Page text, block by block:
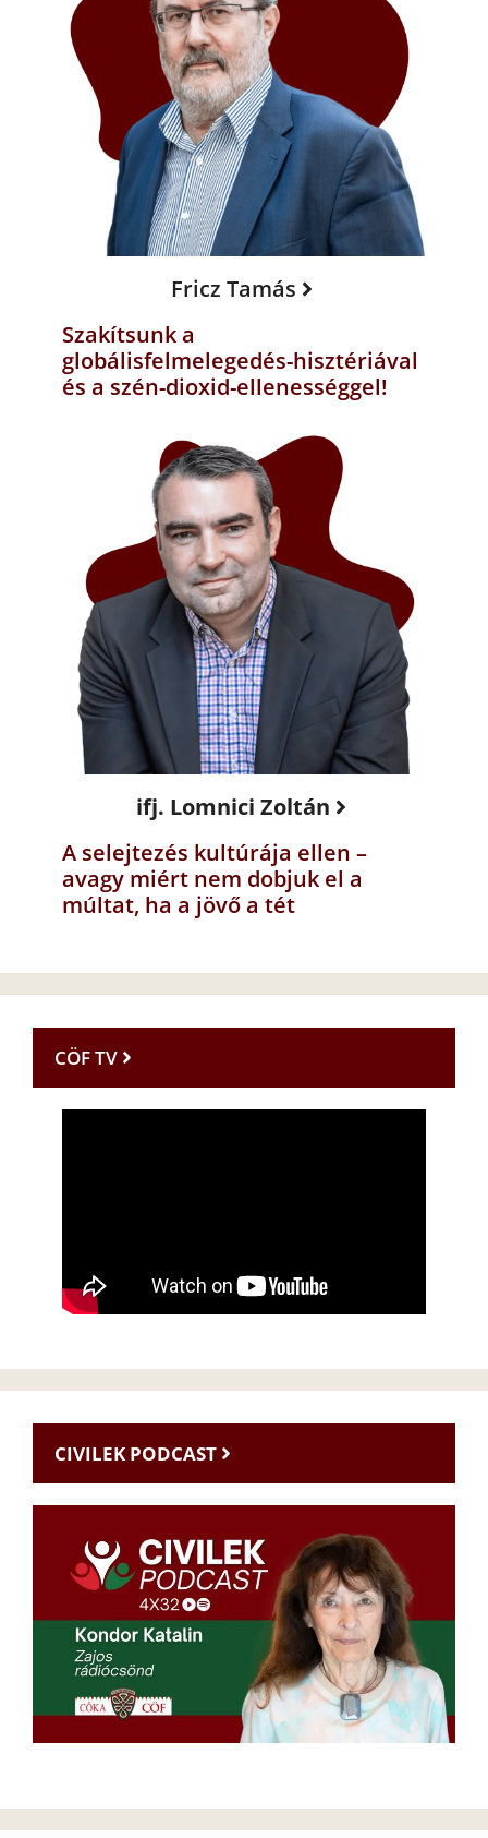
Fricz Tamás
Szakítsunk a
globálisfelmelegedés-hisztériával
és a szén-dioxid-ellenességgel!
ifj. Lomnici Zoltán
A selejtezés kultúrája ellen –
avagy miért nem dobjuk el a
múltat, ha a jövő a tét
CÖF TV
CIVILEK PODCAST